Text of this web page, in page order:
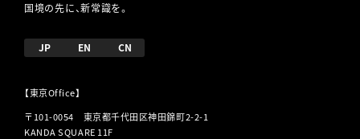
国境の先に、新常識を。
JP EN CN
【東京Office】
〒101-0054 東京都千代田区神田錦町2-2-1
KANDA SQUARE 11F